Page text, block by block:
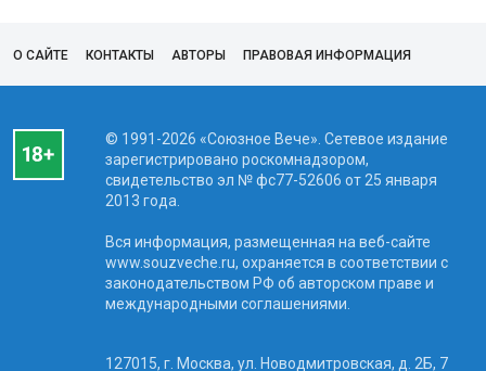
О САЙТЕ КОНТАКТЫ АВТОРЫ ПРАВОВАЯ ИНФОРМАЦИЯ
© 1991-2026 «Союзное Вече». Сетевое издание
зарегистрировано роскомнадзором,
свидетельство эл № фc77-52606 от 25 января
2013 года.
Вся информация, размещенная на веб-сайте
www.souzveche.ru, охраняется в соответствии с
законодательством РФ об авторском праве и
международными соглашениями.
127015, г. Москва, ул. Новодмитровская, д. 2Б, 7